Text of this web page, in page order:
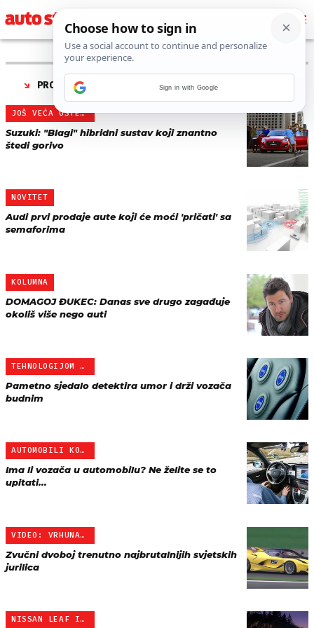
PRONAĐENO 8 REZULTATA ZA TAG “
JOŠ VEĆA UŠTEDA
Suzuki: "Blagi" hibridni sustav koji znantno
štedi gorivo
NOVITET
Audi prvi prodaje aute koji će moći 'pričati' sa
semaforima
KOLUMNA
DOMAGOJ ĐUKEC: Danas sve drugo zagađuje
okoliš više nego auti
TEHNOLOGIJOM DO SIGURNOS…
Pametno sjedalo detektira umor i drži vozača
budnim
AUTOMOBILI KOJI VOZE SAMI
Ima li vozača u automobilu? Ne želite se to
upitati...
VIDEO: VRHUNAC AUTOMOBIL…
Zvučni dvoboj trenutno najbrutalnijih svjetskih
jurilica
NISSAN LEAF IMA SVIJETLU…
Sign in with Google